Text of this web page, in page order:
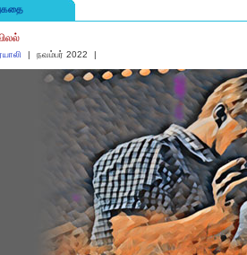
| நவம்பர் 2022 |